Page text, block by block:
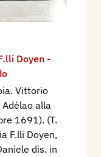
Doyen -
Vittorio
alla
1691). (T.
F.lli Doyen,
dis. in